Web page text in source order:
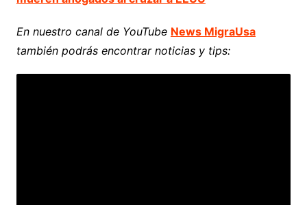
En nuestro canal de YouTube News MigraUsa
también podrás encontrar noticias y tips: